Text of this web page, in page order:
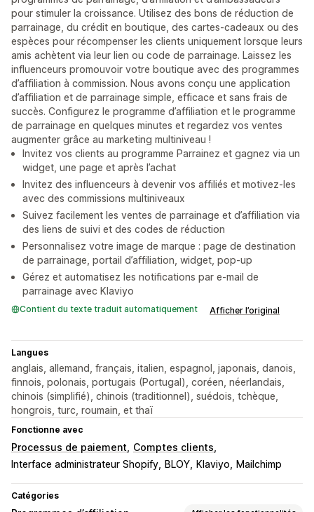
pour stimuler la croissance. Utilisez des bons de réduction de
parrainage, du crédit en boutique, des cartes-cadeaux ou des
espèces pour récompenser les clients uniquement lorsque leurs
amis achètent via leur lien ou code de parrainage. Laissez les
influenceurs promouvoir votre boutique avec des programmes
d’affiliation à commission. Nous avons conçu une application
d’affiliation et de parrainage simple, efficace et sans frais de
succès. Configurez le programme d’affiliation et le programme
de parrainage en quelques minutes et regardez vos ventes
augmenter grâce au marketing multiniveau !
Invitez vos clients au programme Parrainez et gagnez via un
widget, une page et après l’achat
Invitez des influenceurs à devenir vos affiliés et motivez-les
avec des commissions multiniveaux
Suivez facilement les ventes de parrainage et d’affiliation via
des liens de suivi et des codes de réduction
Personnalisez votre image de marque : page de destination
de parrainage, portail d’affiliation, widget, pop-up
Gérez et automatisez les notifications par e-mail de
parrainage avec Klaviyo
Contient du texte traduit automatiquement Afficher l’original
Langues
anglais, allemand, français, italien, espagnol, japonais, danois,
finnois, polonais, portugais (Portugal), coréen, néerlandais,
chinois (simplifié), chinois (traditionnel), suédois, tchèque,
hongrois, turc, roumain, et thaï
Fonctionne avec
Processus de paiement Comptes clients
Interface administrateur Shopify
BLOY Klaviyo Mailchimp
Catégories